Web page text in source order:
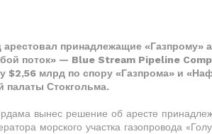
принадлежащие «Газпрому»
поток» — Blue Stream Pipeline
$2,56 млрд по спору «Газпрома» и
палаты Стокгольма.
вынес решение об аресте
морского участка газопровода